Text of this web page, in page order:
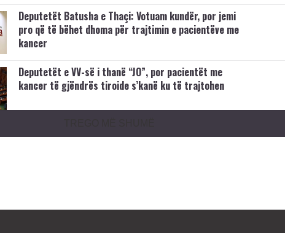
Deputetët Batusha e Thaçi: Votuam kundër, por jemi
pro që të bëhet dhoma për trajtimin e pacientëve me
kancer
Deputetët e VV-së i thanë “JO”, por pacientët me
kancer të gjëndrës tiroide s’kanë ku të trajtohen